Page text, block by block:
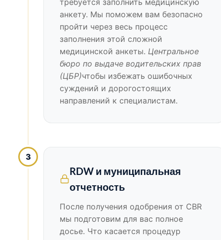
требуется заполнить медицинскую
анкету. Мы поможем вам безопасно
пройти через весь процесс
заполнения этой сложной
медицинской анкеты. Центральное
бюро по выдаче водительских прав
(ЦБР)чтобы избежать ошибочных
суждений и дорогостоящих
направлений к специалистам.
3
RDW и муниципальная
отчетность
После получения одобрения от CBR
мы подготовим для вас полное
досье. Что касается процедур